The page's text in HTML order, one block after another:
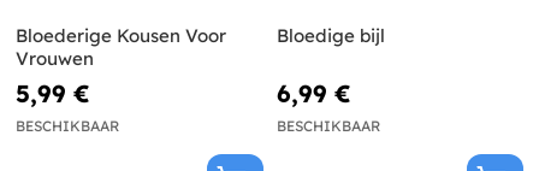
Bloederige Kousen Voor
Vrouwen
5,99 €
BESCHIKBAAR
Bloedige bijl
6,99 €
BESCHIKBAAR